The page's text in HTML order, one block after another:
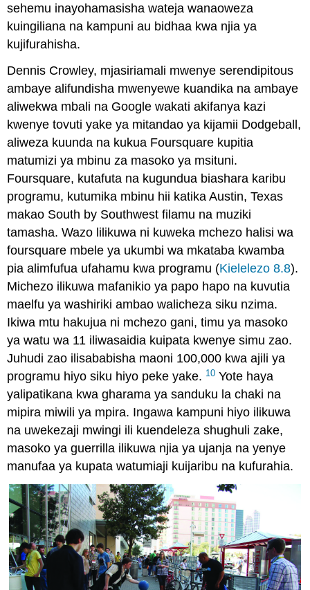
sehemu inayohamasisha wateja wanaoweza
kuingiliana na kampuni au bidhaa kwa njia ya
kujifurahisha.
Dennis Crowley, mjasiriamali mwenye serendipitous
ambaye alifundisha mwenyewe kuandika na ambaye
aliwekwa mbali na Google wakati akifanya kazi
kwenye tovuti yake ya mitandao ya kijamii Dodgeball,
aliweza kuunda na kukua Foursquare kupitia
matumizi ya mbinu za masoko ya msituni.
Foursquare, kutafuta na kugundua biashara karibu
programu, kutumika mbinu hii katika Austin, Texas
makao South by Southwest filamu na muziki
tamasha. Wazo lilikuwa ni kuweka mchezo halisi wa
foursquare mbele ya ukumbi wa mkataba kwamba
pia alimfufua ufahamu kwa programu (Kielelezo 8.8).
Michezo ilikuwa mafanikio ya papo hapo na kuvutia
maelfu ya washiriki ambao walicheza siku nzima.
Ikiwa mtu hakujua ni mchezo gani, timu ya masoko
ya watu wa 11 iliwasaidia kuipata kwenye simu zao.
Juhudi zao ilisababisha maoni 100,000 kwa ajili ya
programu hiyo siku hiyo peke yake. 10 Yote haya
yalipatikana kwa gharama ya sanduku la chaki na
mipira miwili ya mpira. Ingawa kampuni hiyo ilikuwa
na uwekezaji mwingi ili kuendeleza shughuli zake,
masoko ya guerrilla ilikuwa njia ya ujanja na yenye
manufaa ya kupata watumiaji kuijaribu na kufurahia.